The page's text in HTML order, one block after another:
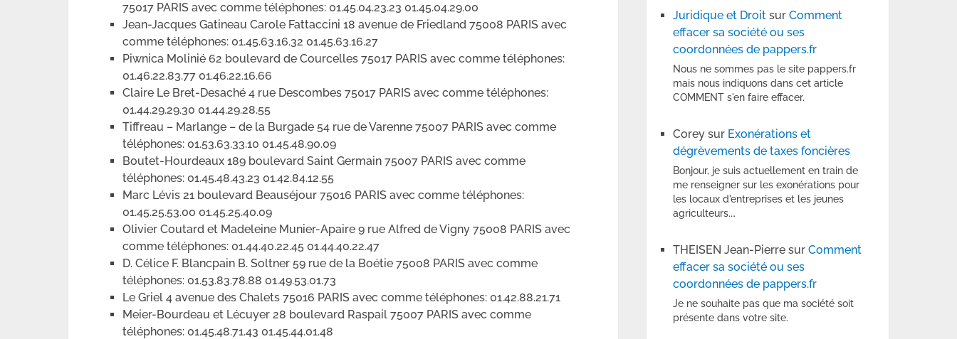
75017 PARIS avec comme téléphones: 01.45.04.23.23 01.45.04.29.00
Jean-Jacques Gatineau Carole Fattaccini 18 avenue de Friedland 75008 PARIS avec
comme téléphones: 01.45.63.16.32 01.45.63.16.27
Piwnica Molinié 62 boulevard de Courcelles 75017 PARIS avec comme téléphones:
01.46.22.83.77 01.46.22.16.66
Claire Le Bret-Desaché 4 rue Descombes 75017 PARIS avec comme téléphones:
01.44.29.29.30 01.44.29.28.55
Tiffreau – Marlange – de la Burgade 54 rue de Varenne 75007 PARIS avec comme
téléphones: 01.53.63.33.10 01.45.48.90.09
Boutet-Hourdeaux 189 boulevard Saint Germain 75007 PARIS avec comme
téléphones: 01.45.48.43.23 01.42.84.12.55
Marc Lévis 21 boulevard Beauséjour 75016 PARIS avec comme téléphones:
01.45.25.53.00 01.45.25.40.09
Olivier Coutard et Madeleine Munier-Apaire 9 rue Alfred de Vigny 75008 PARIS avec
comme téléphones: 01.44.40.22.45 01.44.40.22.47
D. Célice F. Blancpain B. Soltner 59 rue de la Boétie 75008 PARIS avec comme
téléphones: 01.53.83.78.88 01.49.53.01.73
Le Griel 4 avenue des Chalets 75016 PARIS avec comme téléphones: 01.42.88.21.71
Meier-Bourdeau et Lécuyer 28 boulevard Raspail 75007 PARIS avec comme
téléphones: 01.45.48.71.43 01.45.44.01.48
Juridique et Droit surComment
effacer sa société ou ses
coordonnées de pappers.fr
Nous ne sommes pas le site pappers.fr
mais nous indiquons dans cet article
COMMENT s'en faire effacer.
Corey sur Exonérations et
dégrèvements de taxes foncières
Bonjour, je suis actuellement en train de
me renseigner sur les exonérations pour
les locaux d'entreprises et les jeunes
agriculteurs.…
THEISEN Jean-Pierre surComment
effacer sa société ou ses
coordonnées de pappers.fr
Je ne souhaite pas que ma société soit
présente dans votre site.